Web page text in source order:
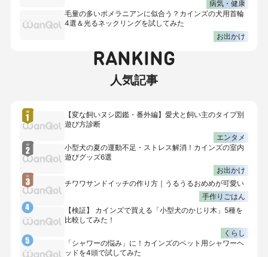
病気・健康
毛量の多いポメラニアンに似合う？カインズの犬用首輪
4選＆光るネックリングを試してみた
お出かけ
RANKING
人気記事
【変な飼いヌシ図鑑・番外編】愛犬と飼い主のタイプ別
遊び方診断
エンタメ
小型犬の夏の運動不足・ストレス解消！カインズの室内
遊びグッズ6選
お出かけ
チワワサンドイッチの作り方｜うるうるおめめが可愛い
手作りごはん
【検証】 カインズで買える「小型犬のかじり木」5種を
比較してみた！
くらし
「シャワーの悩み」に！カインズのペット用シャワーヘ
ッドを4頭で試してみた